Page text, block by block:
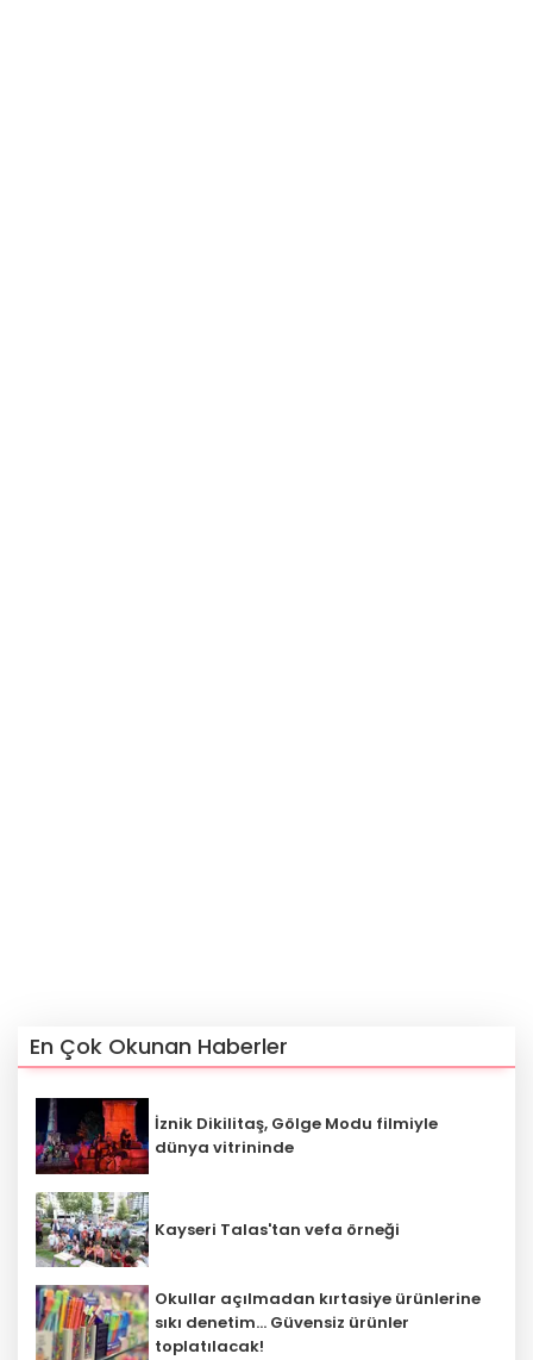
En Çok Okunan Haberler
İznik Dikilitaş, Gölge Modu filmiyle
‎dünya vitrininde
Kayseri Talas'tan vefa örneği
Okullar açılmadan kırtasiye ürünlerine
sıkı denetim... Güvensiz ürünler
toplatılacak!